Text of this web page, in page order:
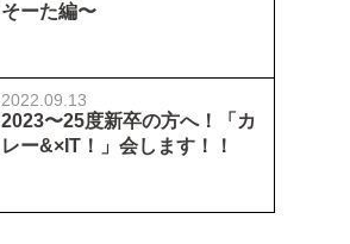
そーた編〜
2022.09.13
2023〜25度新卒の方へ！「カ
レー&×IT！」会します！！